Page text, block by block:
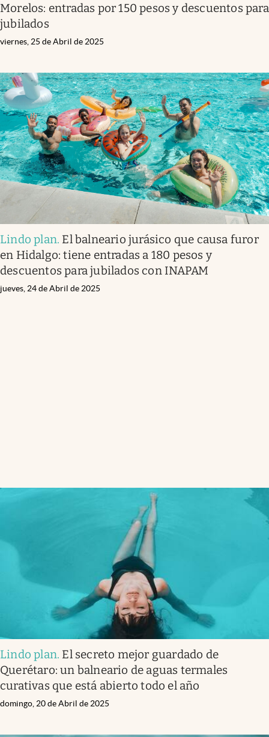
Morelos: entradas por 150 pesos y descuentos para
jubilados
viernes, 25 de Abril de 2025
Lindo plan. El balneario jurásico que causa furor
en Hidalgo: tiene entradas a 180 pesos y
descuentos para jubilados con INAPAM
jueves, 24 de Abril de 2025
Lindo plan. El secreto mejor guardado de
Querétaro: un balneario de aguas termales
curativas que está abierto todo el año
domingo, 20 de Abril de 2025